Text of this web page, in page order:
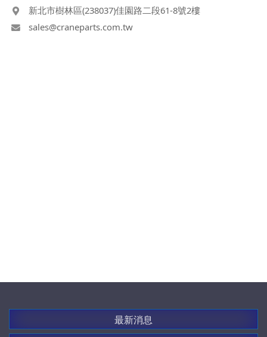
新北市樹林區(238037)佳園路二段61-8號2樓
sales@craneparts.com.tw
最新消息